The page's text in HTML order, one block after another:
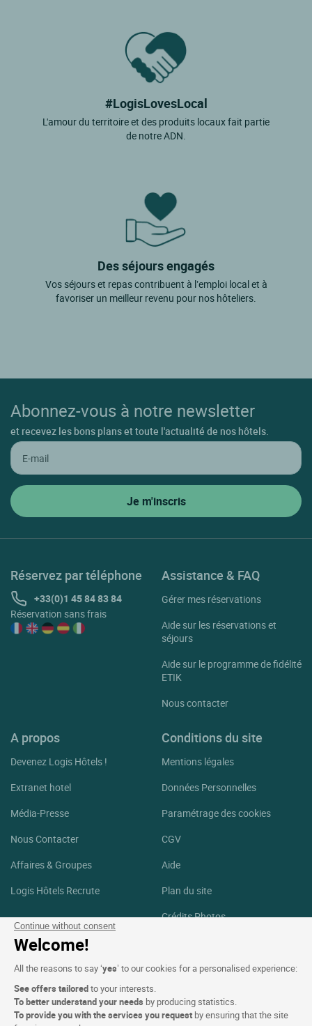
Continue without consent
Welcome!
All the reasons to say ‘yes’ to our cookies for a personalised experience:
See offers tailoredto your interests.
To better understand your needs by producing statistics.
To provide you with the services you request by ensuring that the site
#LogisLovesLocal
L'amour du territoire et des produits locaux fait partie
de notre ADN.
Des séjours engagés
Vos séjours et repas contribuent à l’emploi local et à
favoriser un meilleur revenu pour nos hôteliers.
Abonnez-vous à notre newsletter
et recevez les bons plans et toute l'actualité de nos hôtels.
Réservez par téléphone
+33(0)1 45 84 83 84
Réservation sans frais
Assistance & FAQ
Gérer mes réservations
Aide sur les réservations et
séjours
Aide sur le programme de fidélité
ETIK
Nous contacter
A propos
Devenez Logis Hôtels !
Extranet hotel
Média-Presse
Nous Contacter
Affaires & Groupes
Logis Hôtels Recrute
Conditions du site
Mentions légales
Données Personnelles
Paramétrage des cookies
CGV
Aide
Plan du site
Crédits Photos
Suivez-nous
Facebook Instagram
Linkedin